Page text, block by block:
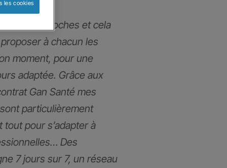
très proches et cela
à chacun les
moment, pour une
adaptée. Grâce aux
Gan Santé mes
particulièrement
tout pour s’adapter à
Des
7 jours sur 7, un réseau
les cookies